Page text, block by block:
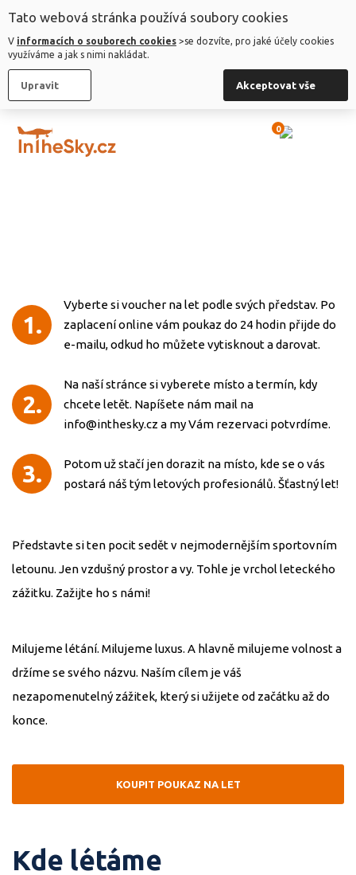
Tato webová stránka používá soubory cookies
V informacích o souborech cookies >se dozvíte, pro jaké účely cookies
využíváme a jak s nimi nakládat.
Upravit Akceptovat vše
0
KOUPIT LET
NAŠE
TO?
POUKAZY
TERMÍNY
GALERIE
AKCE
Představte si ten pocit sedět v nejmodernějším sportovním
letounu. Jen vzdušný prostor a vy. Tohle je vrchol leteckého
zážitku. Zažijte ho s námi!
Milujeme létání. Milujeme luxus. A hlavně milujeme volnost a
držíme se svého názvu. Naším cílem je váš
nezapomenutelný zážitek, který si užijete od začátku až do
konce.
KOUPIT POUKAZ NA LET
1.
Vyberte si voucher na let podle svých představ. Po
zaplacení online vám poukaz do 24 hodin přijde do
e-mailu, odkud ho můžete vytisknout a darovat.
2.
Na naší stránce si vyberete místo a termín, kdy
chcete letět. Napíšete nám mail na
info@inthesky.cz a my Vám rezervaci potvrdíme.
3.
Potom už stačí jen dorazit na místo, kde se o vás
postará náš tým letových profesionálů. Šťastný let!
Kde létáme